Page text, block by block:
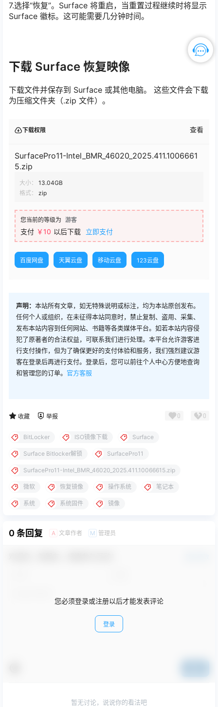
7.选择“恢复”。Surface 将重启，当重置过程继续时将显示
Surface 徽标。这可能需要几分钟时间。
下载 Surface 恢复映像
下载文件并保存到 Surface 或其他电脑。 这些文件会下载
为压缩文件夹（.zip 文件）。
下载权限 查看
SurfacePro11-Intel_BMR_46020_2025.411.1006661
5.zip
大小：
13.04GB
格式：
zip
您当前的等级为 游客
支付 ￥10 以后下载 立即支付
百度网盘 天翼云盘 移动云盘 123云盘
声明： 本站所有文章，如无特殊说明或标注，均为本站原创发布。
任何个人或组织，在未征得本站同意时，禁止复制、盗用、采集、
发布本站内容到任何网站、书籍等各类媒体平台。如若本站内容侵
犯了原著者的合法权益，可联系我们进行处理。本平台允许游客进
行支付操作，但为了确保更好的支付体验和服务，我们强烈建议游
客在登录后再进行支付。登录后，您可以前往个人中心方便地查询
和管理您的订单。 官方客服
收藏 举报 0 0
BitLocker ISO镜像下载 Surface
Surface Bitlocker解锁 SurfacePro11
SurfacePro11-Intel_BMR_46020_2025.411.10066615.zip
微软 恢复镜像 操作系统 笔记本
系统 系统固件 镜像
0 条回复 A 文章作者 M 管理员
您必须登录或注册以后才能发表评论
登录
暂无讨论，说说你的看法吧